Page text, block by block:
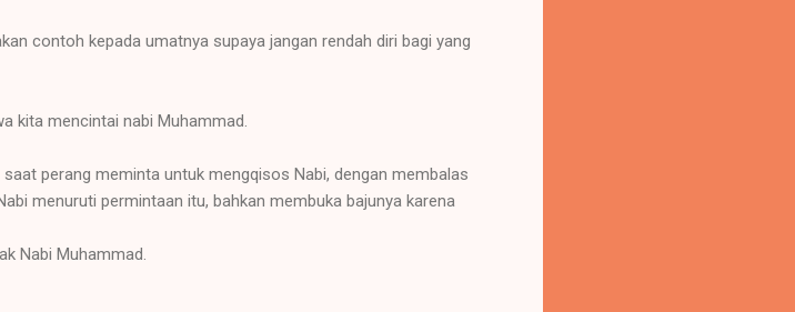
contoh kepada umatnya supaya jangan rendah diri bagi yang
kita mencintai nabi Muhammad.
perang meminta untuk mengqisos Nabi, dengan membalas
menuruti permintaan itu, bahkan membuka bajunya karena
Nabi Muhammad.